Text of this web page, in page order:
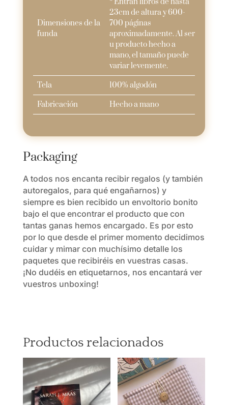
Dimensiones de la
funda
23cm de altura y 600-
700 páginas
aproximadamente. Al ser
u producto hecho a
mano, el tamaño puede
variar levemente.
Tela
100% algodón
Fabricación
Hecho a mano
Packaging
A todos nos encanta recibir regalos (y también
autoregalos, para qué engañarnos) y
siempre es bien recibido un envoltorio bonito
bajo el que encontrar el producto que con
tantas ganas hemos encargado. Es por esto
por lo que desde el primer momento decidimos
cuidar y mimar con muchísimo detalle los
paquetes que recibiréis en vuestras casas.
¡No dudéis en etiquetarnos, nos encantará ver
vuestros unboxing!
Productos relacionados